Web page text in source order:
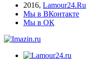
2016, Lamour24.Ru
Мы в ВКонтакте
Мы в ОК